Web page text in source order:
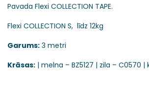
Pavada Flexi COLLECTION TAPE.
Flexi COLLECTION S, līdz 12kg
Garums: 3 metri
Krāsas: | melna – BZ5127 | zila – C0570 |